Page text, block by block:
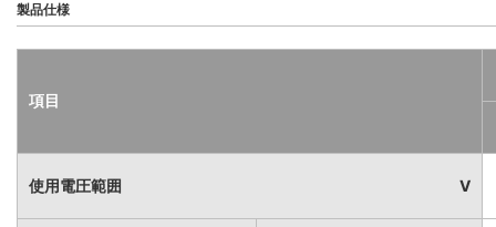
製品仕様
項目
使用電圧範囲 V